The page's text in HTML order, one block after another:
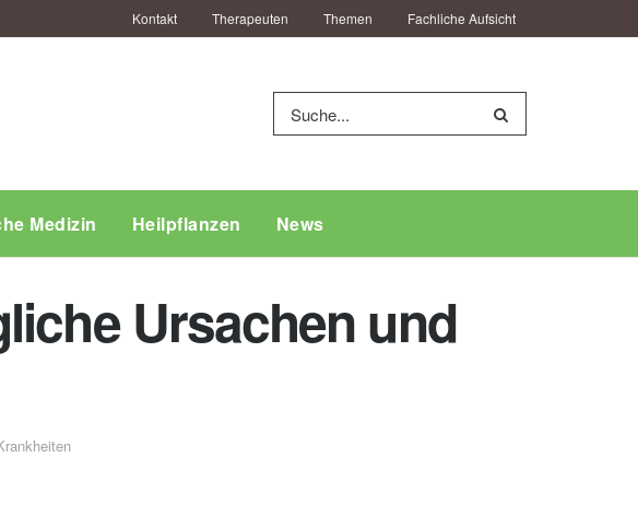
Kontakt Therapeuten Themen Fachliche Aufsicht
Medizin Heilpflanzen News
Ursachen und